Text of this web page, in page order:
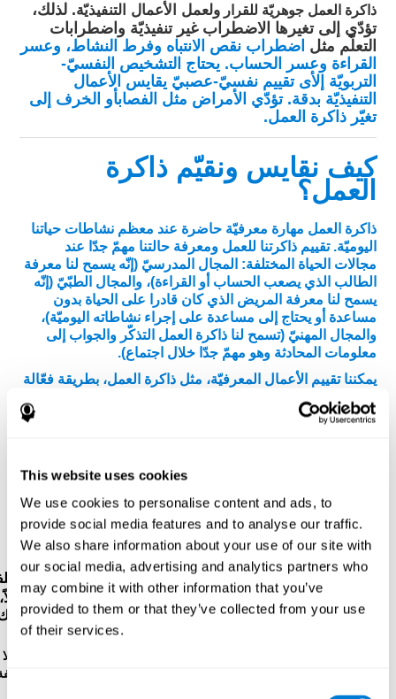
This website uses cookies
We use cookies to personalise content and ads, to
provide social media features and to analyse our traffic.
We also share information about your use of our site with
our social media, advertising and analytics partners who
may combine it with other information that you’ve
provided to them or that they’ve collected from your use
of their services.
ذاكرة العمل جوهريّة للقرارولعمل الأعمال التنفيذيّة. لذلك،
تؤدّي إلى تغيرها الاضطراب غير تنفيذيّة واضطرابات
التعلّم مثل اضطراب نقص الانتباه وفرط النشاط، وعسر
القراءة وعسر الحساب. يحتاج التشخيص النفسيّ-
التربويّة إلأىتقييم نفسيّ-عصبيّ يقايس الأعمال
التنفيذيّة بدقة. تؤدّي الأمراض مثل الفصابأو الخرف إلى
تغيّر ذاكرة العمل.
كيف نقايس ونقيّم ذاكرة
العمل؟
ذاكرة العمل مهارة معرفيّة حاضرة عند معظم نشاطات حياتنا
اليوميّة. تقييم ذاكرتنا للعمل ومعرفة حالتنا مهمّ جدّا عند
مجالات الحياة المختلفة: المجال المدرسيّ (إنّه يسمح لنا معرفة
الطالب الذي يصعب الحساب أو القراءة)، والمجال الطبّيّ (إنّه
يسمح لنا معرفة المريض الذي كان قادرا على الحياة بدون
مساعدة أو يحتاج إلى مساعدة على إجراء نشاطاته اليوميّة)،
والمجال المهنيّ (تسمح لنا ذاكرة العمل التذكّر والجواب إلى
معلومات المحادثة وهو مهمّ جدّا خلال اجتماع).
يمكننا تقييم الأعمال المعرفيّة، مثل ذاكرة العمل، بطريقة فعّالة
كوجنيفيت على روائز الأرقام المباشرة وغير مباشرة لWMS
Malingering)، وVisual Organisation Task (VOT)، وTest
of Variables of Attention (TOVA). بالإضافة إلى ذاكرة
العمل، تقايس هذه الروائز أيضا الذاكرة الصوتية قصيرة المدى،
والذاكرة قصيرة المدى، وزمن الكمون، وسرعة المعالجة،
والاعتراف، والفحص البصري والإدراك المكاني.
رائز التسلسل WOM-ASM : تظهر كرات فيها أرقام
في الشاشة. عليك أن تحفظ الأرقام لتكرّرها من بعد. أوّلاً،
هناك رقم واحد، ولكن كانت الأرقام أكثر حتّى تخطأ.
: هناك ثلاثة أشياء في الشاشة. أوّلا
إحفظ ترتيب الأشياء بسرعة. بعد ذلك، تظهر أربع مجموعة